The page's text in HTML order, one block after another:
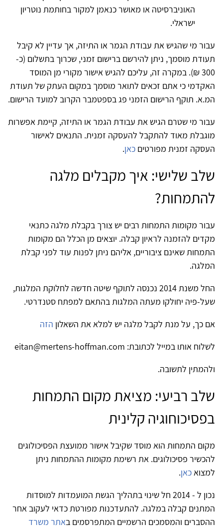
האוניברסיטה או מאושר כנאמן למקור בחותמת נוטריון
ישראלי.
עבור מי שהגיש את עבודת הגמר או התיזה, אך עדיין לא קיבל
תעודת מוסמך, ניתן להירשם ברישום זמני, שכרוך בתשלום (כ-
300 ₪). במקרה זה, עליכם להגיש אישור מקורי מן המוסד
האקדמי כי אתם זכאים לתואר מוסמך במקום העתק של תעודת
המ.א. תוקף הרישום הזמני פג בספטמבר הקרוב למועד הרישום.
עבור מי שטרם הגיש את עבודת הגמר או התיזה, קיימת אפשרות
מוגבלת מאוד להתקבל להעסקה זמנית. התנאים לאישור
העסקה זמנית מפורטים כאן.
שלב שלישי: איך מקבלים מלגה
להתמחות?
עבור מקומות התמחות רבים יש צורך בקבלת מלגה כתנאי
מקדים להזמנה לראיון קבלה. יוצאים מן הכלל הם מקומות
התמחות שאינם ציבוריים, אליהם ניתן לפנות עוד לפני קבלת
המלגה.
החל משנת 2014 נכנסה לתוקף שיטה חדשה לחלוקת המלגות,
שעל-פיה יחולקו מעתה המלגות בהתאם למפתח סטנדרטי.
אם כך, על מנת לקבל מלגה יש למלא את השאלון הזה
לשלוח אותו במייל לכתובת: eitan@mertens-hoffman.com
ולהמתין לתשובה.
שלב רביעי: מציאת מקום התמחות
בפסיכוחוגיה קלינית
מקום התמחות הוא מוסד שקיבל אישור ממועצת הפסיכולוגים
להכשיר פסיכולוגים. את רשימת מקומות ההתמחות ניתן
למצואכאן.
נכון ל - 2014 חל שינוי בתהליך הגשת המועמדות למוסדות
המתנים קבלה במלגה. להתעדכנות מפורטת כדאי לעקוב אחר
ההסברים והמסמכים הרשמיים המתפרסמים באתר משרד